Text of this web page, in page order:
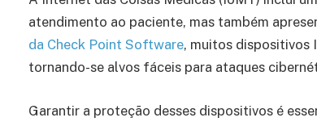
atendimento ao paciente, mas também
da Check Point Software, muitos dispositivos
tornando-se alvos fáceis para ataques
Garantir a proteção desses dispositivos é